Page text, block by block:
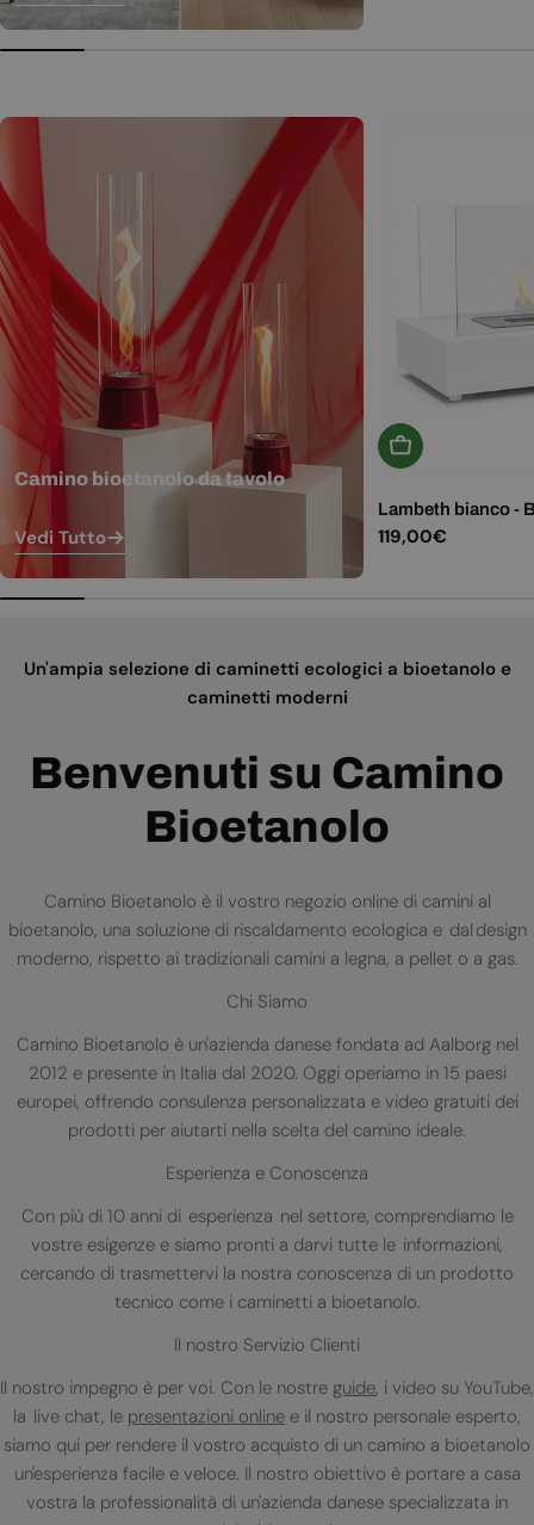
Camino bioetanolo da tavolo
Vedi Tutto
Aggiungi Al
Lambeth bianco -
Prezzo
119,00€
Un'ampia selezione di caminetti ecologici a bioetanolo e
caminetti moderni
Benvenuti su Camino
Bioetanolo
Camino Bioetanolo è il vostro negozio online di camini al
bioetanolo, una soluzione di riscaldamento ecologica e dal design
moderno, rispetto ai tradizionali camini a legna, a pellet o a gas.
Chi Siamo
Camino Bioetanolo è un'azienda danese fondata ad Aalborg nel
2012 e presente in Italia dal 2020. Oggi operiamo in 15 paesi
europei, offrendo consulenza personalizzata e video gratuiti dei
prodotti per aiutarti nella scelta del camino ideale.
Esperienza e Conoscenza
Con più di 10 anni di esperienza nel settore, comprendiamo le
vostre esigenze e siamo pronti a darvi tutte le informazioni,
cercando di trasmettervi la nostra conoscenza di un prodotto
tecnico come i caminetti a bioetanolo.
Il nostro Servizio Clienti
Il nostro impegno è per voi. Con le nostre guide, i video su YouTube,
la live chat, le presentazioni online e il nostro personale esperto,
siamo qui per rendere il vostro acquisto di un camino a bioetanolo
un'esperienza facile e veloce. Il nostro obiettivo è portare a casa
vostra la professionalità di un'azienda danese specializzata in